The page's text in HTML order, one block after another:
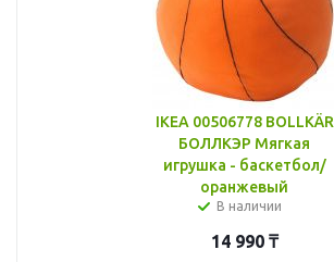
IKEA 00506778 BOLLKÄR
БОЛЛКЭР Мягкая
игрушка - баскетбол/
оранжевый
В наличии
14 990₸